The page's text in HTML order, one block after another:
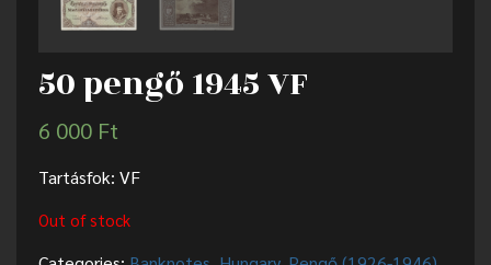
50 pengő 1945 VF
6 000 Ft
Tartásfok: VF
Out of stock